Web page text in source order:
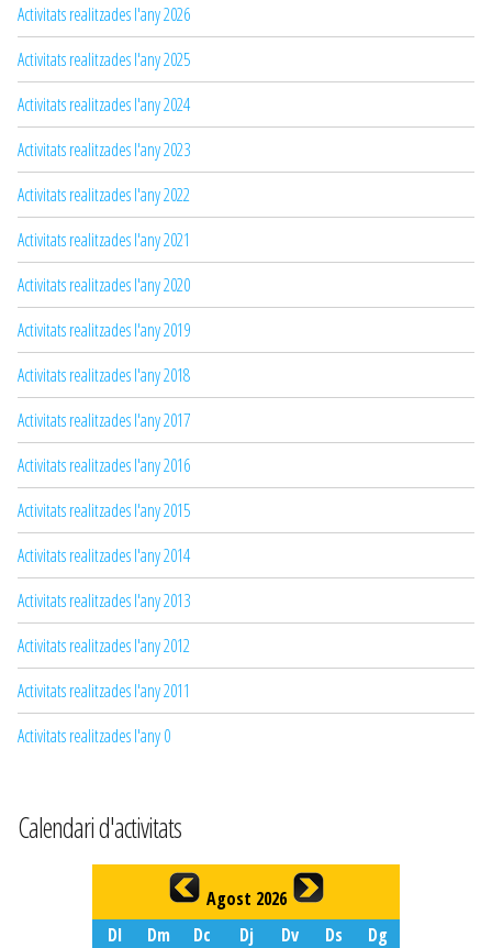
Activitats realitzades l'any 2026
Activitats realitzades l'any 2025
Activitats realitzades l'any 2024
Activitats realitzades l'any 2023
Activitats realitzades l'any 2022
Activitats realitzades l'any 2021
Activitats realitzades l'any 2020
Activitats realitzades l'any 2019
Activitats realitzades l'any 2018
Activitats realitzades l'any 2017
Activitats realitzades l'any 2016
Activitats realitzades l'any 2015
Activitats realitzades l'any 2014
Activitats realitzades l'any 2013
Activitats realitzades l'any 2012
Activitats realitzades l'any 2011
Activitats realitzades l'any 0
Calendari d'activitats
Agost 2026
Dl
Dm Dc Dj Dv Ds
Dg